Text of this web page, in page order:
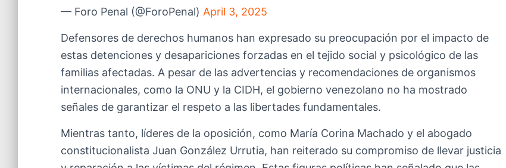
— Foro Penal (@ForoPenal) April 3, 2025
Defensores de derechos humanos han expresado su preocupación por el impacto de
estas detenciones y desapariciones forzadas en el tejido social y psicológico de las
familias afectadas. A pesar de las advertencias y recomendaciones de organismos
internacionales, como la ONU y la CIDH, el gobierno venezolano no ha mostrado
señales de garantizar el respeto a las libertades fundamentales.
Mientras tanto, líderes de la oposición, como María Corina Machado y el abogado
constitucionalista Juan González Urrutia, han reiterado su compromiso de llevar justicia